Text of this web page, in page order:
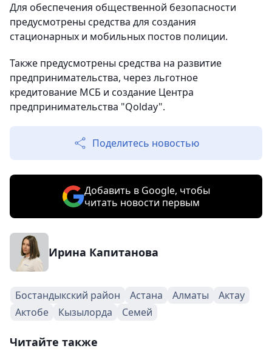
Для обеспечения общественной безопасности
предусмотрены средства для создания
стационарных и мобильных постов полиции.
Также предусмотрены средства на развитие
предпринимательства, через льготное
кредитование МСБ и создание Центра
предпринимательства "Qolday".
Поделитесь новостью
Добавить в Google, чтобы
читать новости первым
Ирина Капитанова
Бостандыкский район Астана Алматы
Актау
Актобе
Кызылорда Семей
Читайте также